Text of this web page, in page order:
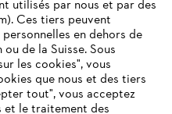
INTERNET
CHARGE
utilisés par nous et par des
Ces tiers peuvent
en dehors de
de la Suisse. Sous
les cookies", vous
que nous et des tiers
tout", vous acceptez
le traitement des